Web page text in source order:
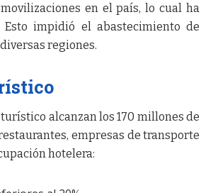
en el país, lo cual ha
impidió el abastecimiento de
regiones.
alcanzan los 170 millones de
empresas de transporte
hotelera: